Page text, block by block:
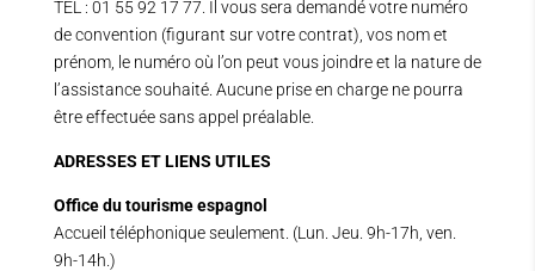
TEL : 01 55 92 17 77. Il vous sera demandé votre numéro
de convention (figurant sur votre contrat), vos nom et
prénom, le numéro où l’on peut vous joindre et la nature de
l’assistance souhaité. Aucune prise en charge ne pourra
être effectuée sans appel préalable.
ADRESSES ET LIENS UTILES
Office du tourisme espagnol
Accueil téléphonique seulement. (Lun. Jeu. 9h-17h, ven.
9h-14h.)